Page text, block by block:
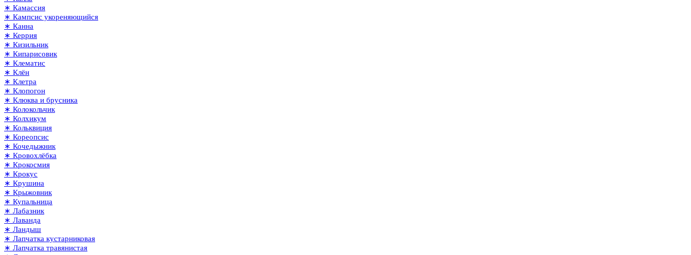
∗ Камассия
∗ Кампсис укореняющийся
∗ Канна
∗ Керрия
∗ Кизильник
∗ Кипарисовик
∗ Клематис
∗ Клён
∗ Клетра
∗ Клопогон
∗ Клюква и брусника
∗ Колокольчик
∗ Колхикум
∗ Кольквиция
∗ Кореопсис
∗ Кочедыжник
∗ Кровохлёбка
∗ Крокосмия
∗ Крокус
∗ Крушина
∗ Крыжовник
∗ Купальница
∗ Лабазник
∗ Лаванда
∗ Ландыш
∗ Лапчатка кустарниковая
∗ Лапчатка травянистая